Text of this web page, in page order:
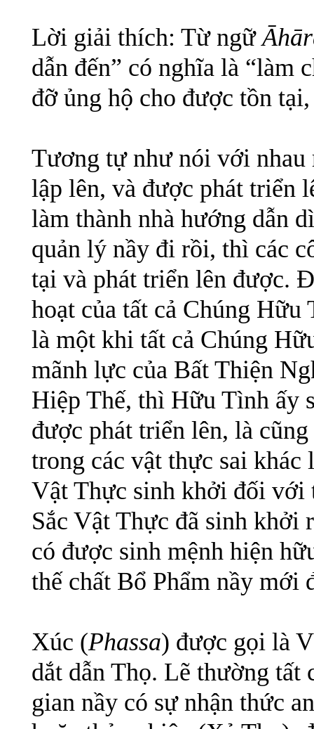
Lời giải thích: Từ ngữ
dẫn đến” có nghĩa là “làm
đỡ ủng hộ cho được tồn
Tương tự như nói với nhau
lập lên, và được phát triển
làm thành nhà hướng dẫn
quản lý nầy đi rồi, thì các
tại và phát triển lên được.
hoạt của tất cả Chúng
là một khi tất cả Chúng
mãnh lực của Bất Thiện
Hiệp Thế, thì Hữu Tình ấy
được phát triển lên, là
trong các vật thực sai khác
Vật Thực sinh khởi đối với
Sắc Vật Thực đã sinh
có được sinh mệnh hiện
thế chất Bổ Phẩm nầy
Xúc (Phassa) được gọi là
dắt dẫn Thọ. Lẽ thường
gian nầy có sự nhận thức